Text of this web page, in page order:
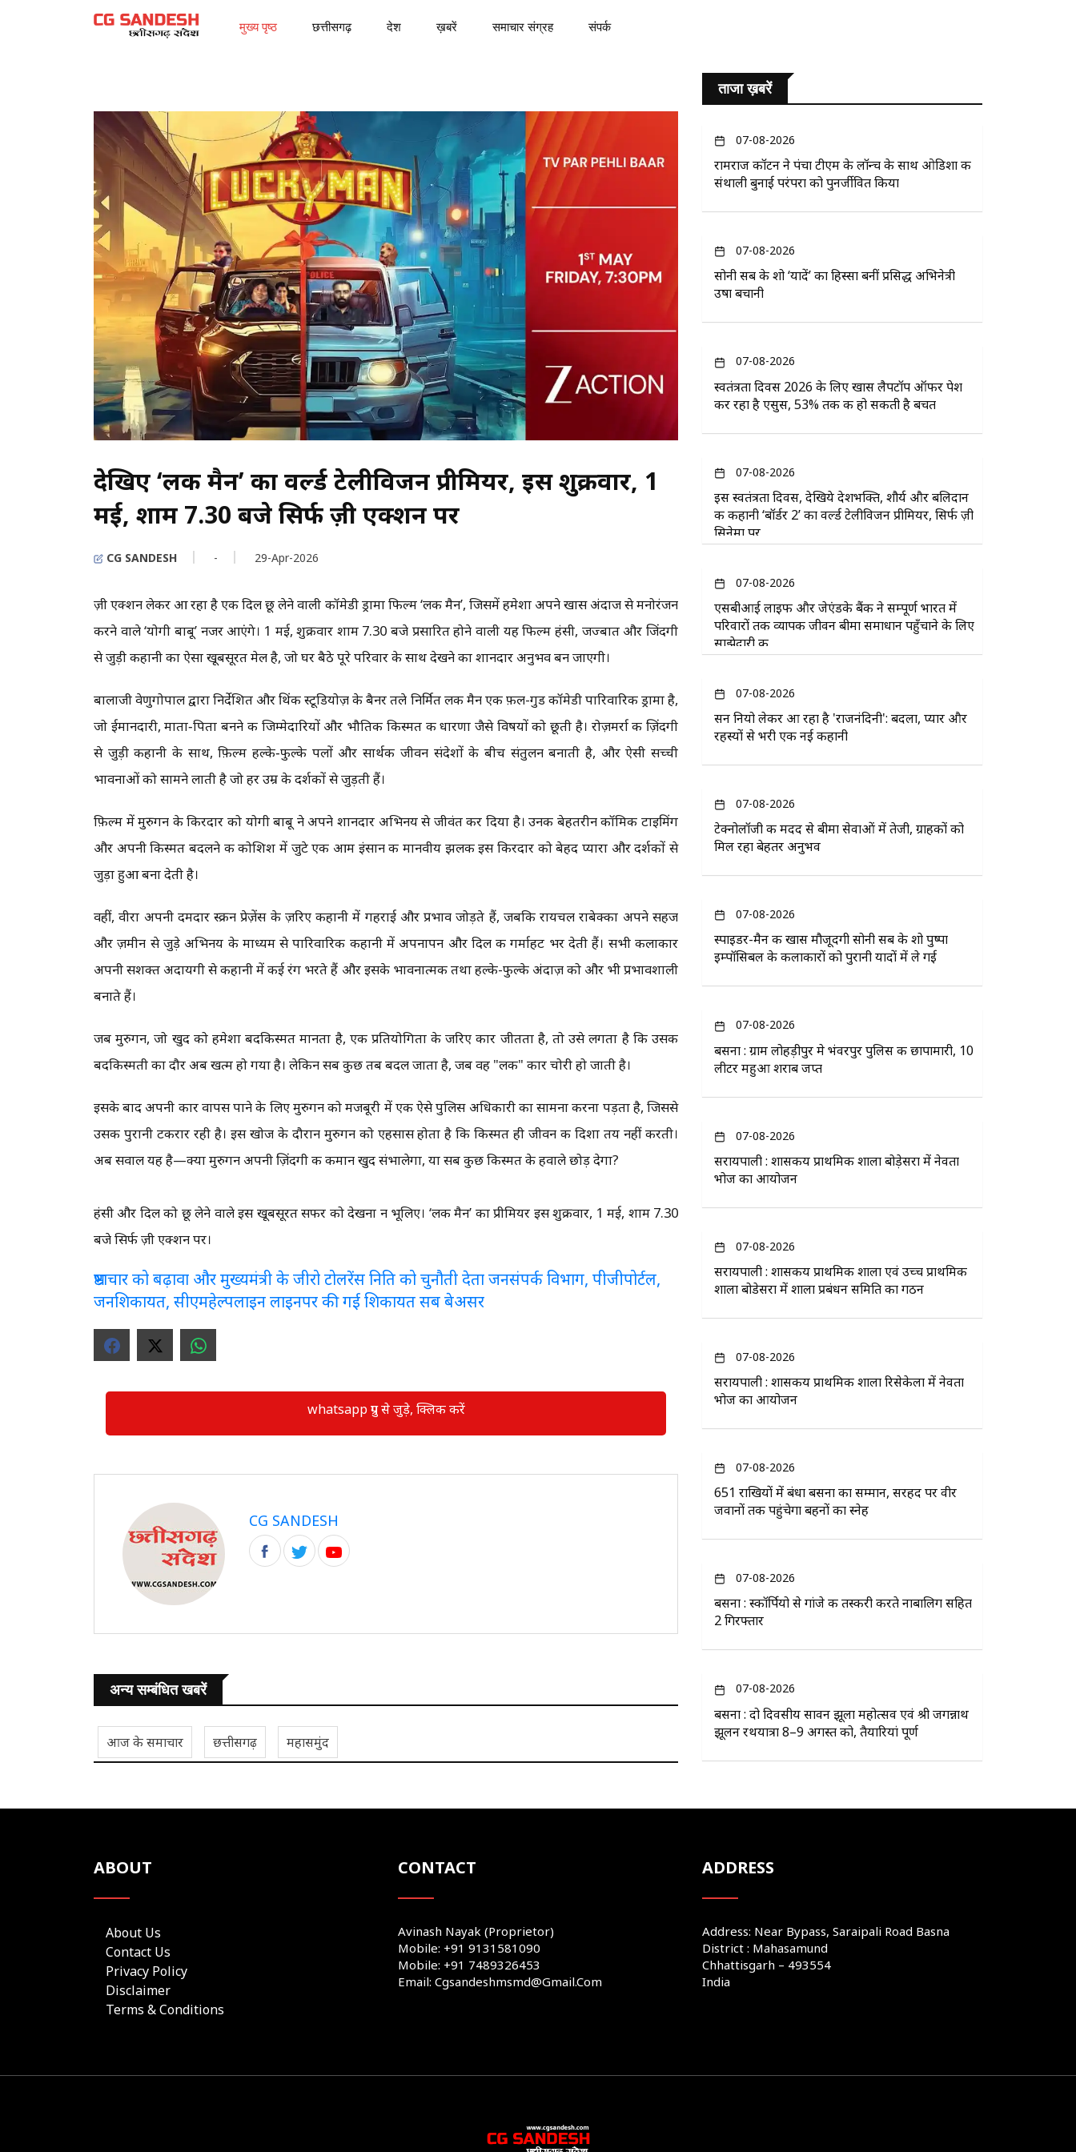
मुख्य पृष्ठ छत्तीसगढ़ देश ख़बरें समाचार संग्रह संपर्क
देखिए ‘लकी मैन’ का वर्ल्ड टेलीविजन प्रीमियर, इस शुक्रवार, 1
मई, शाम 7.30 बजे सिर्फ ज़ी एक्शन पर
CG SANDESH - 29-Apr-2026
ज़ी एक्शन लेकर आ रहा है एक दिल छू लेने वाली कॉमेडी ड्रामा फिल्म ‘लकी मैन’, जिसमें हमेशा अपने खास अंदाज से मनोरंजन
करने वाले ‘योगी बाबू’ नजर आएंगे। 1 मई, शुक्रवार शाम 7.30 बजे प्रसारित होने वाली यह फिल्म हंसी, जज्बात और जिंदगी
से जुड़ी कहानी का ऐसा खूबसूरत मेल है, जो घर बैठे पूरे परिवार के साथ देखने का शानदार अनुभव बन जाएगी।
बालाजी वेणुगोपाल द्वारा निर्देशित और थिंक स्टूडियोज़ के बैनर तले निर्मित लकी मैन एक फ़ील-गुड कॉमेडी पारिवारिक ड्रामा है,
जो ईमानदारी, माता‑पिता बनने की जिम्मेदारियों और भौतिक किस्मत की धारणा जैसे विषयों को छूती है। रोज़मर्रा की ज़िंदगी
से जुड़ी कहानी के साथ, फ़िल्म हल्के‑फुल्के पलों और सार्थक जीवन संदेशों के बीच संतुलन बनाती है, और ऐसी सच्ची
भावनाओं को सामने लाती है जो हर उम्र के दर्शकों से जुड़ती हैं।
फ़िल्म में मुरुगन के किरदार को योगी बाबू ने अपने शानदार अभिनय से जीवंत कर दिया है। उनकी बेहतरीन कॉमिक टाइमिंग
और अपनी किस्मत बदलने की कोशिश में जुटे एक आम इंसान की मानवीय झलक इस किरदार को बेहद प्यारा और दर्शकों से
जुड़ा हुआ बना देती है।
वहीं, वीरा अपनी दमदार स्क्रीन प्रेज़ेंस के ज़रिए कहानी में गहराई और प्रभाव जोड़ते हैं, जबकि रायचल राबेक्का अपने सहज
और ज़मीन से जुड़े अभिनय के माध्यम से पारिवारिक कहानी में अपनापन और दिल की गर्माहट भर देती हैं। सभी कलाकार
अपनी सशक्त अदायगी से कहानी में कई रंग भरते हैं और इसके भावनात्मक तथा हल्के-फुल्के अंदाज़ को और भी प्रभावशाली
बनाते हैं।
जब मुरुगन, जो खुद को हमेशा बदकिस्मत मानता है, एक प्रतियोगिता के जरिए कार जीतता है, तो उसे लगता है कि उसकी
बदकिस्मती का दौर अब खत्म हो गया है। लेकिन सब कुछ तब बदल जाता है, जब वह "लकी" कार चोरी हो जाती है।
इसके बाद अपनी कार वापस पाने के लिए मुरुगन को मजबूरी में एक ऐसे पुलिस अधिकारी का सामना करना पड़ता है, जिससे
उसकी पुरानी टकरार रही है। इस खोज के दौरान मुरुगन को एहसास होता है कि किस्मत ही जीवन की दिशा तय नहीं करती।
अब सवाल यह है—क्या मुरुगन अपनी ज़िंदगी की कमान खुद संभालेगा, या सब कुछ किस्मत के हवाले छोड़ देगा?
हंसी और दिल को छू लेने वाले इस खूबसूरत सफर को देखना न भूलिए। ‘लकी मैन’ का प्रीमियर इस शुक्रवार, 1 मई, शाम 7.30
बजे सिर्फ ज़ी एक्शन पर।
भ्रष्टाचार को बढ़ावा और मुख्यमंत्री के जीरो टोलरेंस निति को चुनौती देता जनसंपर्क विभाग, पीजीपोर्टल,
जनशिकायत, सीएमहेल्पलाइन लाइनपर की गई शिकायत सब बेअसर
whatsapp ग्रुप से जुड़े, क्लिक करें
CG SANDESH
अन्य सम्बंधित खबरें
आज के समाचार छत्तीसगढ़ महासमुंद
ताजा ख़बरें
07-08-2026
रामराज कॉटन ने पंचा टीएम के लॉन्च के साथ ओडिशा की
संथाली बुनाई परंपरा को पुनर्जीवित किया
07-08-2026
सोनी सब के शो ‘यादें’ का हिस्सा बनीं प्रसिद्ध अभिनेत्री
उषा बचानी
07-08-2026
स्वतंत्रता दिवस 2026 के लिए खास लैपटॉप ऑफर पेश
कर रहा है एसुस, 53% तक की हो सकती है बचत
07-08-2026
इस स्वतंत्रता दिवस, देखिये देशभक्ति, शौर्य और बलिदान
की कहानी ‘बॉर्डर 2’ का वर्ल्ड टेलीविजन प्रीमियर, सिर्फ ज़ी
सिनेमा पर
07-08-2026
एसबीआई लाइफ और जेएंडके बैंक ने सम्पूर्ण भारत में
परिवारों तक व्यापक जीवन बीमा समाधान पहुँचाने के लिए
साझेदारी की
07-08-2026
सन नियो लेकर आ रहा है 'राजनंदिनी': बदला, प्यार और
रहस्यों से भरी एक नई कहानी
07-08-2026
टेक्नोलॉजी की मदद से बीमा सेवाओं में तेजी, ग्राहकों को
मिल रहा बेहतर अनुभव
07-08-2026
स्पाइडर-मैन की खास मौजूदगी सोनी सब के शो पुष्पा
इम्पॉसिबल के कलाकारों को पुरानी यादों में ले गई
07-08-2026
बसना : ग्राम लोहड़ीपुर मे भंवरपुर पुलिस की छापामारी, 10
लीटर महुआ शराब जप्त
07-08-2026
सरायपाली : शासकीय प्राथमिक शाला बोड़ेसरा में नेवता
भोज का आयोजन
07-08-2026
सरायपाली : शासकीय प्राथमिक शाला एवं उच्च प्राथमिक
शाला बोडेसरा में शाला प्रबंधन समिति का गठन
07-08-2026
सरायपाली : शासकीय प्राथमिक शाला रिसेकेला में नेवता
भोज का आयोजन
07-08-2026
651 राखियों में बंधा बसना का सम्मान, सरहद पर वीर
जवानों तक पहुंचेगा बहनों का स्नेह
07-08-2026
बसना : स्कॉर्पियो से गांजे की तस्करी करते नाबालिग सहित
2 गिरफ्तार
07-08-2026
बसना : दो दिवसीय सावन झूला महोत्सव एवं श्री जगन्नाथ
झूलन रथयात्रा 8–9 अगस्त को, तैयारियां पूर्ण
ABOUT
About Us
Contact Us
Privacy Policy
Disclaimer
Terms & Conditions
CONTACT
Avinash Nayak (Proprietor)
Mobile: +91 9131581090
Mobile: +91 7489326453
Email: Cgsandeshmsmd@gmail.com
ADDRESS
Address: Near Bypass, Saraipali Road Basna
District : Mahasamund
Chhattisgarh – 493554
India